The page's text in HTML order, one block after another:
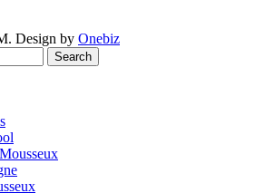
Design by Onebiz
Search